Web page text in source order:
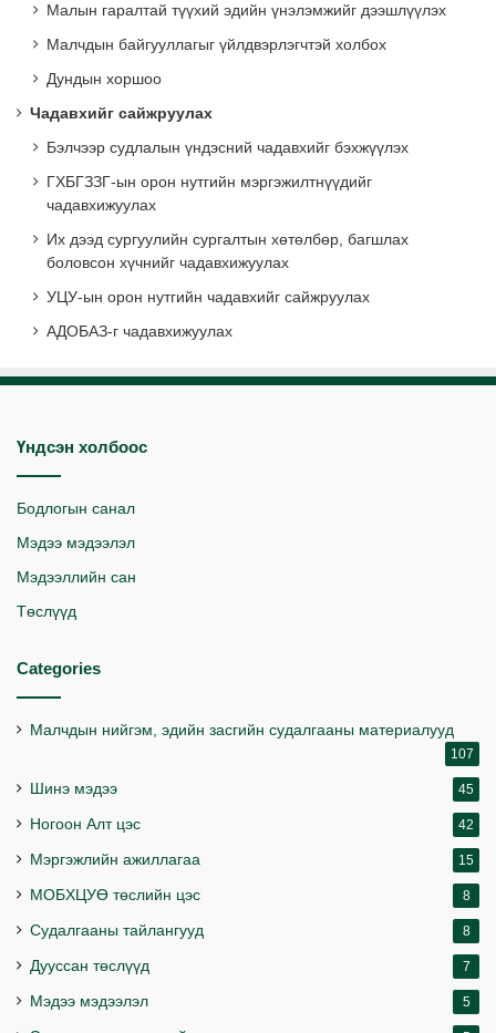
Малын гаралтай түүхий эдийн үнэлэмжийг дээшлүүлэх
Малчдын байгууллагыг үйлдвэрлэгчтэй холбох
Дундын хоршоо
Чадавхийг сайжруулах
Бэлчээр судлалын үндэсний чадавхийг бэхжүүлэх
ГХБГЗЗГ-ын орон нутгийн мэргэжилтнүүдийг
чадавхижуулах
Их дээд сургуулийн сургалтын хөтөлбөр, багшлах
боловсон хүчнийг чадавхижуулах
УЦУ-ын орон нутгийн чадавхийг сайжруулах
АДОБАЗ-г чадавхижуулах
Үндсэн холбоос
Бодлогын санал
Мэдээ мэдээлэл
Мэдээллийн сан
Төслүүд
Categories
Малчдын нийгэм, эдийн засгийн судалгааны материалууд
107
Шинэ мэдээ 45
Ногоон Алт цэс 42
Мэргэжлийн ажиллагаа 15
МОБХЦУӨ төслийн цэс 8
Судалгааны тайлангууд 8
Дууссан төслүүд 7
Мэдээ мэдээлэл 5